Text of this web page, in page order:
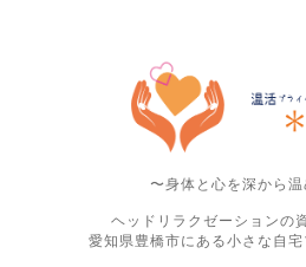
〜身体と心を深から
ヘッドリラクゼーションの
愛知県豊橋市にある小さな自